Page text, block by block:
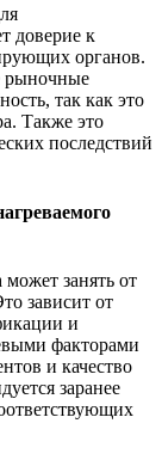
доверие к
органов.
рыночные
так как это
Также это
последствий
занять от
зависит от
и
факторами
и качество
заранее